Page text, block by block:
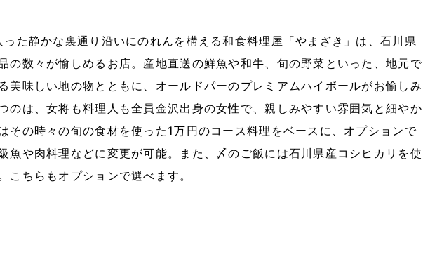
た静かな裏通り沿いにのれんを構える和食料理屋「やまざき」は、石川県
の数々が愉しめるお店。産地直送の鮮魚や和牛、旬の野菜といった、地元で
美味しい地の物とともに、オールドパーのプレミアムハイボールがお愉しみ
のは、女将も料理人も全員金沢出身の女性で、親しみやすい雰囲気と細やか
その時々の旬の食材を使った1万円のコース料理をベースに、オプションで
魚や肉料理などに変更が可能。また、〆のご飯には石川県産コシヒカリを使
こちらもオプションで選べます。